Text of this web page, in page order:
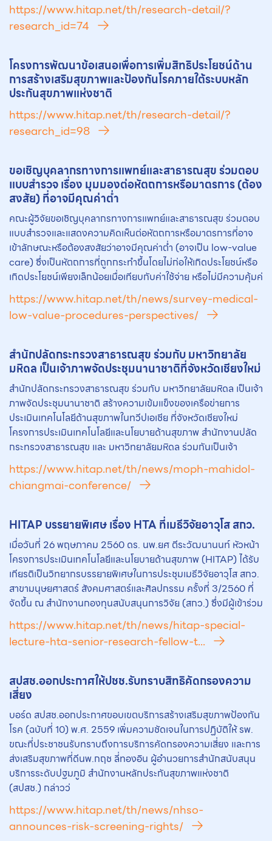
https://www.hitap.net/th/research-detail/?
research_id=74
โครงการพัฒนาข้อเสนอเพื่อการเพิ่มสิทธิประโยชน์ด้าน
การสร้างเสริมสุขภาพและป้องกันโรคภายใต้ระบบหลัก
ประกันสุขภาพแห่งชาติ
https://www.hitap.net/th/research-detail/?
research_id=98
ขอเชิญบุคลากรทางการแพทย์และสาธารณสุข ร่วมตอบ
แบบสำรวจ เรื่อง มุมมองต่อหัตถการหรือมาตรการ (ต้อง
สงสัย) ที่อาจมีคุณค่าต่ำ
คณะผู้วิจัยขอเชิญบุคลากรทางการแพทย์และสาธารณสุข ร่วมตอบ
แบบสำรวจและแสดงความคิดเห็นต่อหัตถการหรือมาตรการที่อาจ
เข้าลักษณะหรือต้องสงสัยว่าอาจมีคุณค่าต่ำ (อาจเป็น low-value
care) ซึ่งเป็นหัตถการที่ถูกกระทำขึ้นโดยไม่ก่อให้เกิดประโยชน์หรือ
เกิดประโยชน์เพียงเล็กน้อยเมื่อเทียบกับค่าใช้จ่าย หรือไม่มีความคุ้มค่
https://www.hitap.net/th/news/survey-medical-
low-value-procedures-perspectives/
สำนักปลัดกระทรวงสาธารณสุข ร่วมกับ มหาวิทยาลัย
มหิดล เป็นเจ้าภาพจัดประชุมนานาชาติที่จังหวัดเชียงใหม่
สำนักปลัดกระทรวงสาธารณสุข ร่วมกับ มหาวิทยาลัยมหิดล เป็นเจ้า
ภาพจัดประชุมนานาชาติ สร้างความเข้มแข็งของเครือข่ายการ
ประเมินเทคโนโลยีด้านสุขภาพในทวีปเอเชีย ที่จังหวัดเชียงใหม่
โครงการประเมินเทคโนโลยีและนโยบายด้านสุขภาพ สำนักงานปลัด
กระทรวงสาธารณสุข และ มหาวิทยาลัยมหิดล ร่วมกันเป็นเจ้า
https://www.hitap.net/th/news/moph-mahidol-
chiangmai-conference/
HITAP บรรยายพิเศษ เรื่อง HTA ที่เมธีวิจัยอาวุโส สกว.
เมื่อวันที่ 26 พฤษภาคม 2560 ดร. นพ.ยศ ตีระวัฒนานนท์ หัวหน้า
โครงการประเมินเทคโนโลยีและนโยบายด้านสุขภาพ (HITAP) ได้รับ
เกียรติเป็นวิทยากรบรรยายพิเศษในการประชุมเมธีวิจัยอาวุโส สกว.
สาขามนุษยศาสตร์ สังคมศาสตร์และศิลปกรรม ครั้งที่ 3/2560 ที่
จัดขึ้น ณ สำนักงานกองทุนสนับสนุนการวิจัย (สกว.) ซึ่งมีผู้เข้าร่วม
https://www.hitap.net/th/news/hitap-special-
lecture-hta-senior-research-fellow-t...
สปสช.ออกประกาศให้ปชช.รับทราบสิทธิคัดกรองความ
เสี่ยง
บอร์ด สปสช.ออกประกาศขอบเขตบริการสร้างเสริมสุขภาพป้องกัน
โรค (ฉบับที่ 10) พ.ศ. 2559 เพิ่มความชัดเจนในการปฏิบัติให้ รพ.
ขณะที่ประชาชนรับทราบถึงการบริการคัดกรองความเสี่ยง และการ
ส่งเสริมสุขภาพที่ดีนพ.กฤช ลี่ทองอิน ผู้อำนวยการสำนักสนับสนุน
บริการระดับปฐมภูมิ สำนักงานหลักประกันสุขภาพแห่งชาติ
(สปสช.) กล่าวว่
https://www.hitap.net/th/news/nhso-
announces-risk-screening-rights/